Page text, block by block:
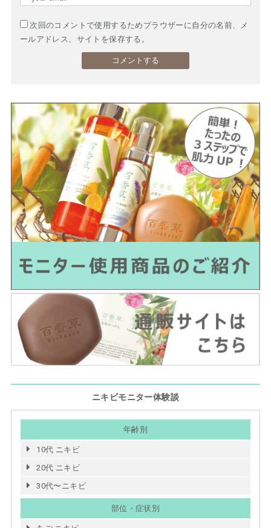
次回のコメントで使用するためブラウザーに自分の名前、メ
ールアドレス、サイトを保存する。
ニキビモニター体験談
年齢別
10代 ニキビ
20代 ニキビ
30代〜ニキビ
部位・症状別